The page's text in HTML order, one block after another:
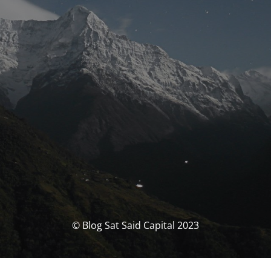
© Blog Sat Said Capital 2023